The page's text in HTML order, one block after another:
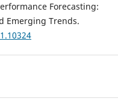
Forecasting:
Emerging Trends.